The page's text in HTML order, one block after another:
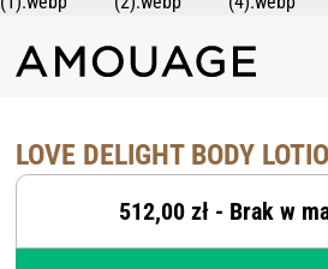
LOVE DELIGHT BODY
512,00 zł - Brak w